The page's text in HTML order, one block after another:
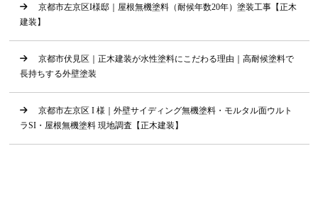
京都市左京区I様邸｜屋根無機塗料（耐候年数20年）塗装工事【正木
建装】
京都市伏見区｜正木建装が水性塗料にこだわる理由｜高耐候塗料で
長持ちする外壁塗装
京都市左京区 I 様｜外壁サイディング無機塗料・モルタル面ウルト
ラSI・屋根無機塗料 現地調査【正木建装】